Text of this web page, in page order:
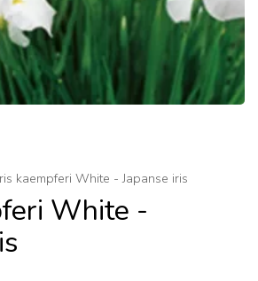
kaempferi White - Japanse iris
White -